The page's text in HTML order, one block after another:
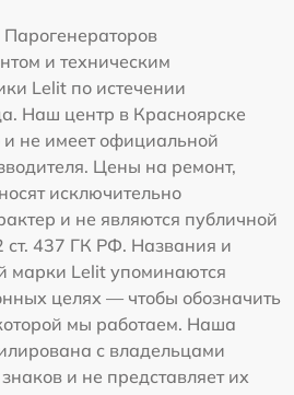
Парогенераторов
и техническим
Lelit по истечении
Наш центр в Красноярске
и не имеет официальной
Цены на ремонт,
исключительно
и не являются публичной
ст. 437 ГК РФ. Названия и
марки Lelit упоминаются
целях — чтобы обозначить
мы работаем. Наша
с владельцами
и не представляет их